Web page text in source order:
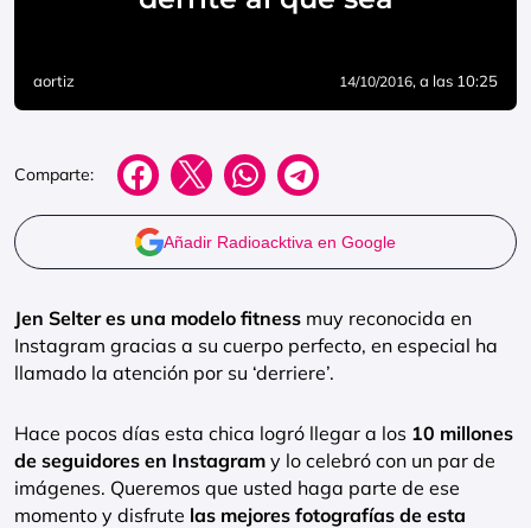
aortiz 14/10/2016, a las 10:25
Comparte:
Añadir Radioacktiva en Google
Jen Selter es una modelo fitness muy reconocida en
Instagram gracias a su cuerpo perfecto, en especial ha
llamado la atención por su ‘derriere’.
Hace pocos días esta chica logró llegar a los 10 millones
de seguidores en Instagram y lo celebró con un par de
imágenes. Queremos que usted haga parte de ese
momento y disfrute las mejores fotografías de esta